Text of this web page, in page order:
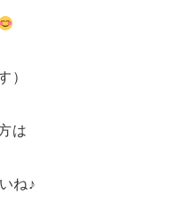
）
は
ね♪